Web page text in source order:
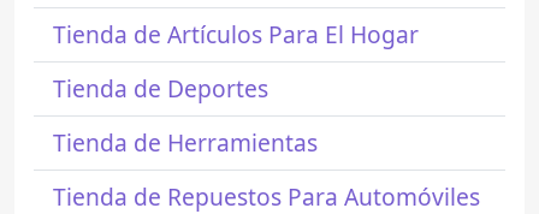
Tienda de Artículos Para El Hogar
Tienda de Deportes
Tienda de Herramientas
Tienda de Repuestos Para Automóviles